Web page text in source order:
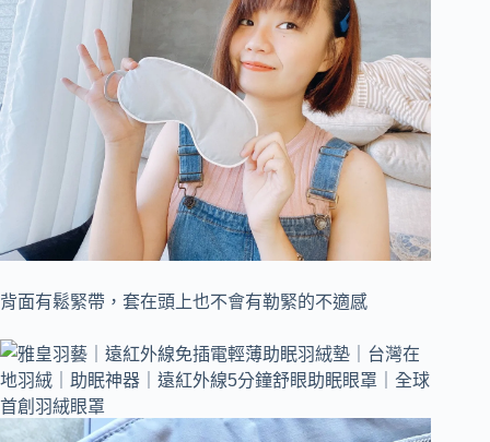
背面有鬆緊帶，套在頭上也不會有勒緊的不適感